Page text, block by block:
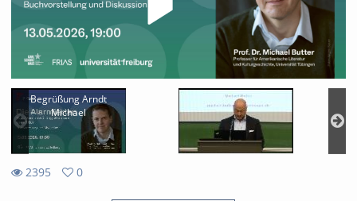
Begrüßung Arndt
Michael
2395
0